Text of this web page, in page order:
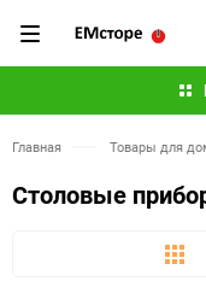
Главная Товары для
Столовые